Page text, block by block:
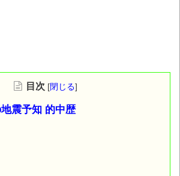
目次 [閉じる]
震予知 的中歴